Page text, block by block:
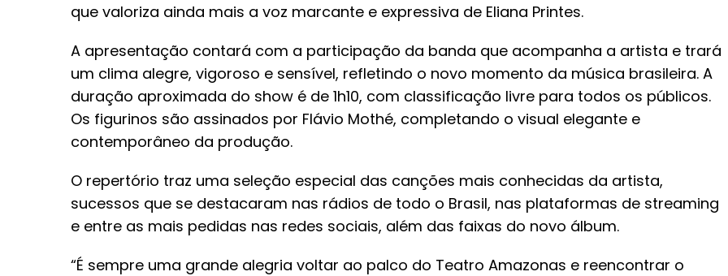
que valoriza ainda mais a voz marcante e expressiva de Eliana Printes.
A apresentação contará com a participação da banda que acompanha a artista e trará
um clima alegre, vigoroso e sensível, refletindo o novo momento da música brasileira. A
duração aproximada do show é de 1h10, com classificação livre para todos os públicos.
Os figurinos são assinados por Flávio Mothé, completando o visual elegante e
contemporâneo da produção.
O repertório traz uma seleção especial das canções mais conhecidas da artista,
sucessos que se destacaram nas rádios de todo o Brasil, nas plataformas de streaming
e entre as mais pedidas nas redes sociais, além das faixas do novo álbum.
“É sempre uma grande alegria voltar ao palco do Teatro Amazonas e reencontrar o